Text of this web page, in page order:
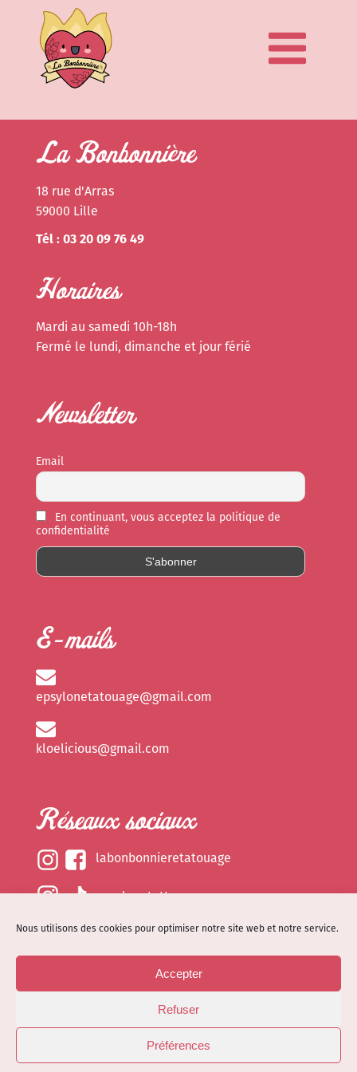
Nous utilisons des cookies pour optimiser notre site web et notre service.
Accepter
Refuser
Préférences
La Bonbonnière
18 rue d'Arras
59000 Lille
Tél : 03 20 09 76 49
Horaires
Mardi au samedi 10h-18h
Fermé le lundi, dimanche et jour férié
Newsletter
Email
En continuant, vous acceptez la politique de
confidentialité
E-mails
epsylonetatouage@gmail.com
kloelicious@gmail.com
Réseaux sociaux
labonbonnieretatouage
epsylonetattoo
kloelicious_
Mentions légales
Politique de cookies (EU)
© Site web réalisé parDénode- Illustrations par
Kloelicioustattoo tous droits réservés